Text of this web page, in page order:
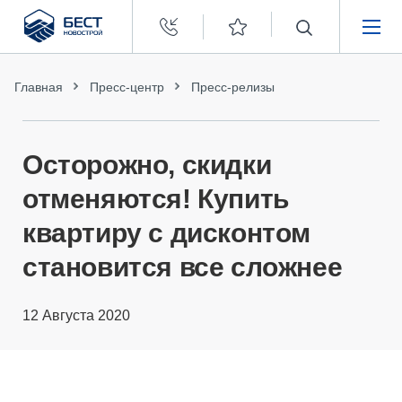
Бест
Новострой
ПОКУПАТЕЛЯМ
ЗАСТРОЙЩИКАМ
О КОМПАНИИ
Главная Пресс-центр Пресс-релизы
Осторожно, скидки
отменяются! Купить
квартиру с дисконтом
становится все сложнее
12 Августа 2020